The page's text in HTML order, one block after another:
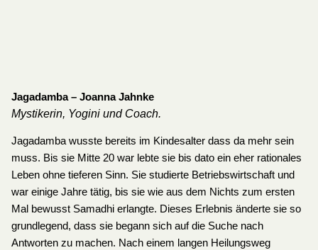
Jagadamba – Joanna Jahnke
Mystikerin, Yogini und Coach.
Jagadamba wusste bereits im Kindesalter dass da mehr sein
muss. Bis sie Mitte 20 war lebte sie bis dato ein eher rationales
Leben ohne tieferen Sinn. Sie studierte Betriebswirtschaft und
war einige Jahre tätig, bis sie wie aus dem Nichts zum ersten
Mal bewusst Samadhi erlangte. Dieses Erlebnis änderte sie so
grundlegend, dass sie begann sich auf die Suche nach
Antworten zu machen. Nach einem langen Heilungsweg